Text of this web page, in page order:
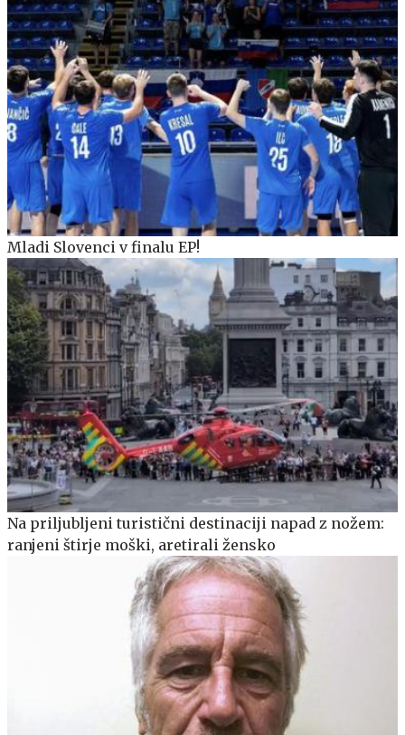
Mladi Slovenci v finalu EP!
Na priljubljeni turistični destinaciji napad z nožem:
ranjeni štirje moški, aretirali žensko